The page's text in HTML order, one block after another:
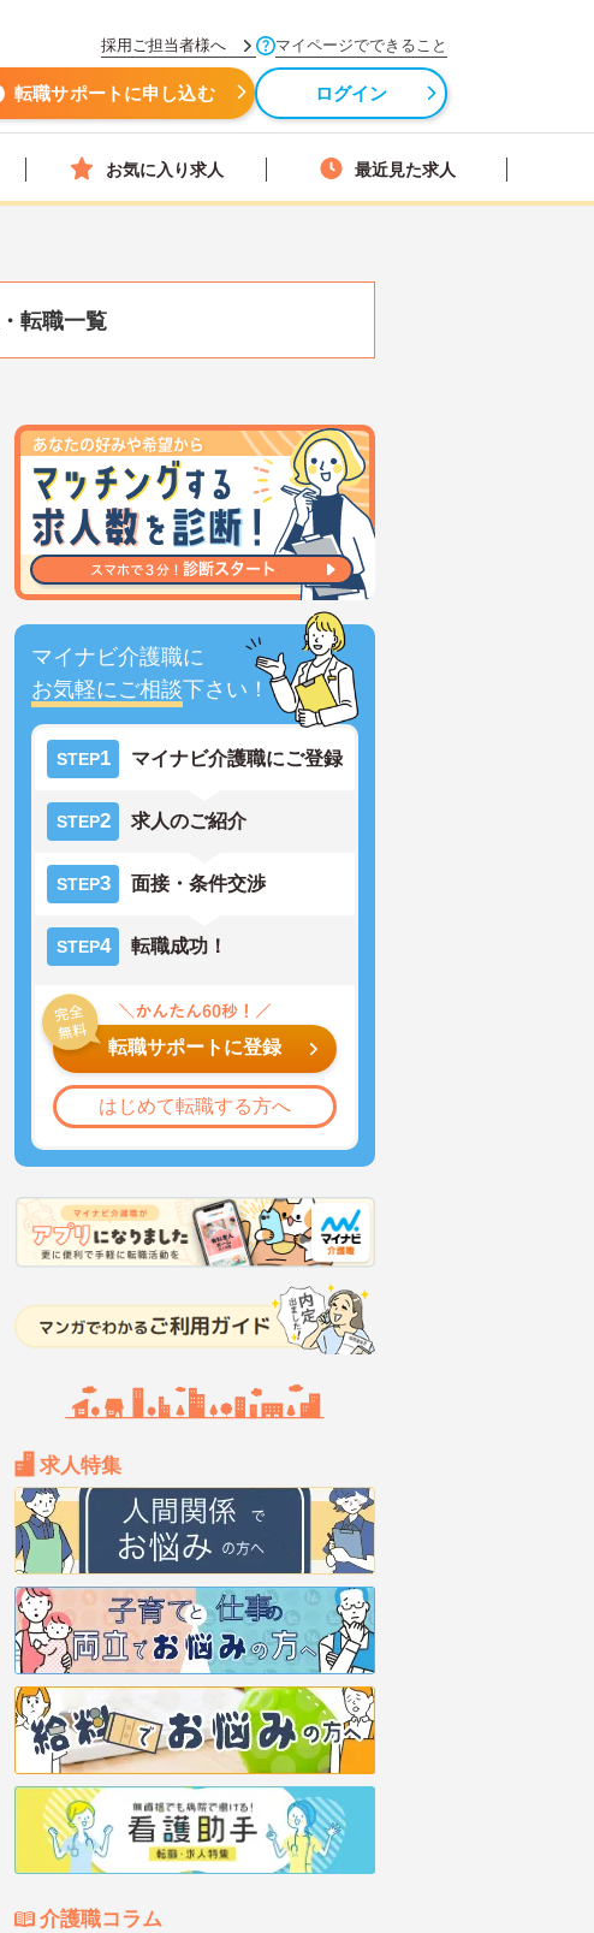
採用ご担当者様へ マイページでできること
転職サポートに申し込む ログイン
お気に入り求人 最近見た求人
転職一覧
マイナビ介護職に
お気軽にご相談下さい！
STEP1 マイナビ介護職にご登録
STEP2 求人のご紹介
STEP3 面接・条件交渉
STEP4 転職成功！
転職サポートに登録
はじめて転職する方へ
求人特集
介護職コラム